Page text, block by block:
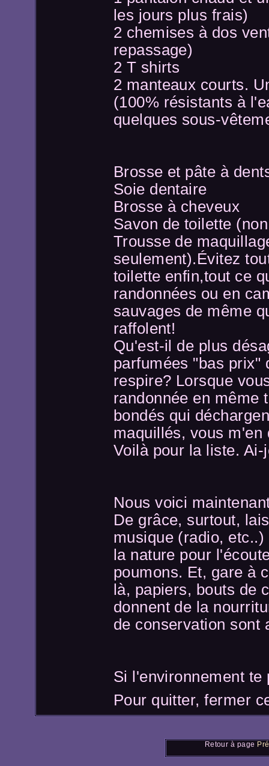
les jours plus frais)
2 chemises à dos
repassage)
2 T shirts
2 manteaux courts.
(100% résistants à
quelques sous-
Brosse et pâte à
Soie dentaire
Brosse à cheveux
Savon de toilette
Trousse de
seulement).Évitez
toilette enfin,tout ce
randonnées ou en
sauvages de même
raffolent!
Qu'est-il de plus
parfumées "bas prix"
respire? Lorsque
randonnée en même
bondés qui
maquillés, vous m'en
Voilà pour la liste.
Nous voici
De grâce, surtout,
musique (radio,
la nature pour
poumons. Et, gare à
là, papiers, bouts de
donnent de la
de conservation sont
Si l'environnement
Pour quitter, fermer
Retour à page